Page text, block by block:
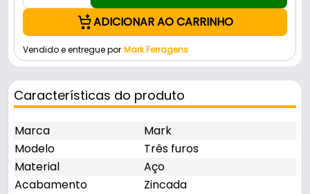
ADICIONAR AO CARRINHO
Vendido e entregue por Mark Ferragens
Características do produto
Marca
Mark
Modelo
Três furos
Material
Aço
Acabamento
Zincada